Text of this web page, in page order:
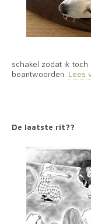
schakel zodat ik
beantwoorden. Lees
De laatste rit??